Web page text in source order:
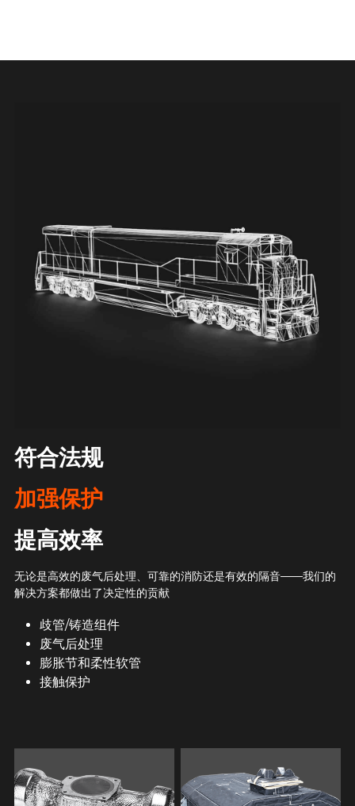
符合法规
加强保护
提高效率
无论是高效的废气后处理、可靠的消防还是有效的隔音——我们的
解决方案都做出了决定性的贡献
歧管/铸造组件
废气后处理
膨胀节和柔性软管
接触保护